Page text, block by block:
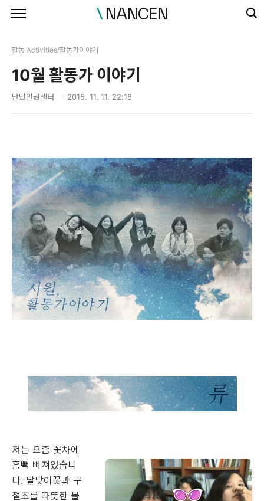
활동 Activities/활동가이야기
10월 활동가 이야기
난민인권센터 2015. 11. 11. 22:18
저는 요즘 꽃차에
흠뻑 빠져있습니
다. 달맞이꽃과 구
절초를 따뜻한 물